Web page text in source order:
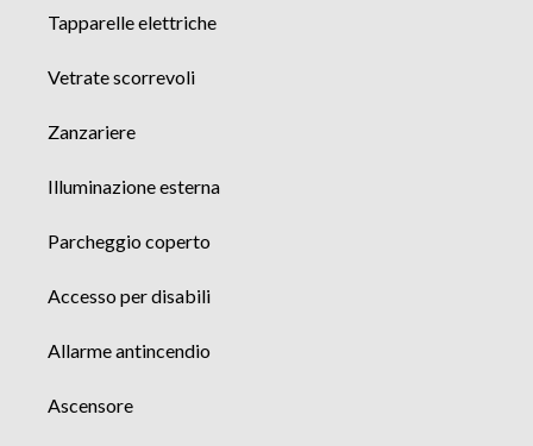
Tapparelle elettriche
Vetrate scorrevoli
Zanzariere
Illuminazione esterna
Parcheggio coperto
Accesso per disabili
Allarme antincendio
Ascensore